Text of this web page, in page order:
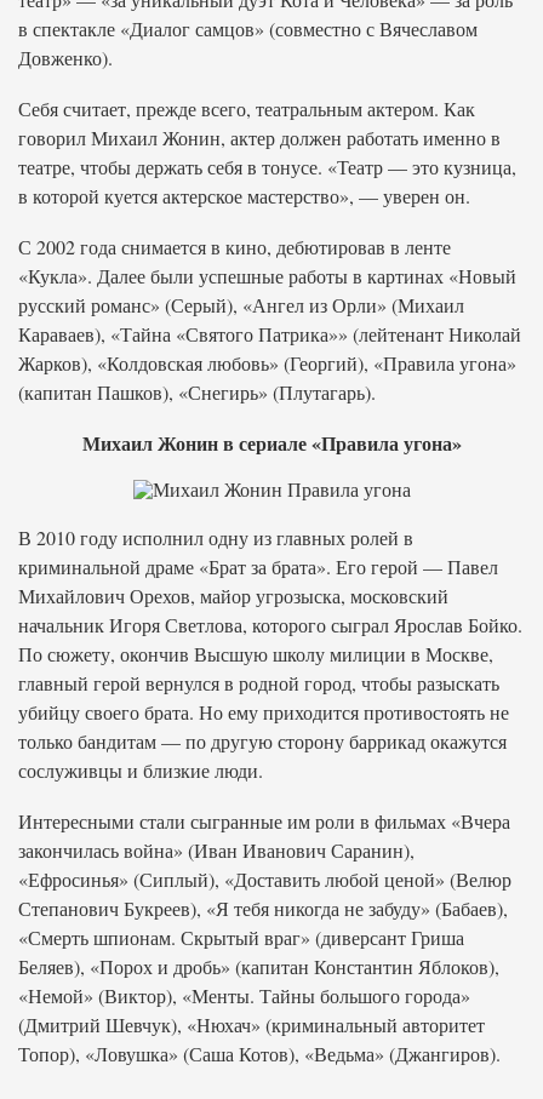
в спектакле «Диалог самцов» (совместно с Вячеславом
Довженко).
Себя считает, прежде всего, театральным актером. Как
говорил Михаил Жонин, актер должен работать именно в
театре, чтобы держать себя в тонусе. «Театр — это кузница,
в которой куется актерское мастерство», — уверен он.
С 2002 года снимается в кино, дебютировав в ленте
«Кукла». Далее были успешные работы в картинах «Новый
русский романс» (Серый), «Ангел из Орли» (Михаил
Караваев), «Тайна «Святого Патрика»» (лейтенант Николай
Жарков), «Колдовская любовь» (Георгий), «Правила угона»
(капитан Пашков), «Снегирь» (Плутагарь).
Михаил Жонин в сериале «Правила угона»
В 2010 году исполнил одну из главных ролей в
криминальной драме «Брат за брата». Его герой — Павел
Михайлович Орехов, майор угрозыска, московский
начальник Игоря Светлова, которого сыграл Ярослав Бойко.
По сюжету, окончив Высшую школу милиции в Москве,
главный герой вернулся в родной город, чтобы разыскать
убийцу своего брата. Но ему приходится противостоять не
только бандитам — по другую сторону баррикад окажутся
сослуживцы и близкие люди.
Интересными стали сыгранные им роли в фильмах «Вчера
закончилась война» (Иван Иванович Саранин),
«Ефросинья» (Сиплый), «Доставить любой ценой» (Велюр
Степанович Букреев), «Я тебя никогда не забуду» (Бабаев),
«Смерть шпионам. Скрытый враг» (диверсант Гриша
Беляев), «Порох и дробь» (капитан Константин Яблоков),
«Немой» (Виктор), «Менты. Тайны большого города»
(Дмитрий Шевчук), «Нюхач» (криминальный авторитет
Топор), «Ловушка» (Саша Котов), «Ведьма» (Джангиров).